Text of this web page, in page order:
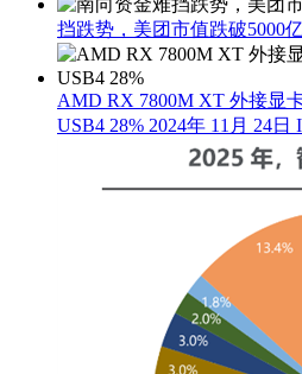
挡跌势，美团市值跌破5000
AMD RX 7800M XT 外接显
USB4 28% 2024年 11月 24日